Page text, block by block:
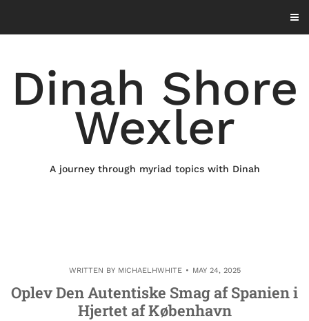
content
Dinah Shore
Wexler
A journey through myriad topics with Dinah
WRITTEN BY MICHAELHWHITE MAY 24, 2025
Oplev Den Autentiske Smag af Spanien i
Hjertet af København